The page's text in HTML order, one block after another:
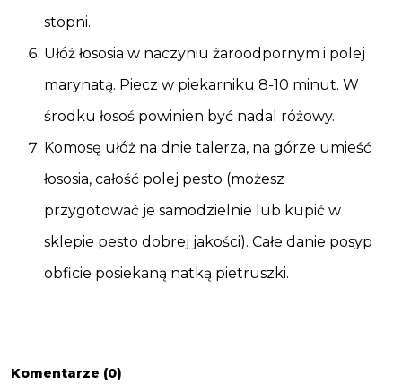
stopni.
Ułóż łososia w naczyniu żaroodpornym i polej
marynatą. Piecz w piekarniku 8-10 minut. W
środku łosoś powinien być nadal różowy.
Komosę ułóż na dnie talerza, na górze umieść
łososia, całość polej pesto (możesz
przygotować je samodzielnie lub kupić w
sklepie pesto dobrej jakości). Całe danie posyp
obficie posiekaną natką pietruszki.
Komentarze (0)